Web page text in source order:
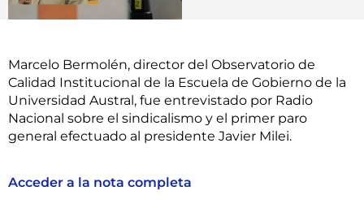
Marcelo Bermolén, director del Observatorio de
Calidad Institucional de la Escuela de Gobierno de la
Universidad Austral, fue entrevistado por Radio
Nacional sobre el sindicalismo y el primer paro
general efectuado al presidente Javier Milei.
Acceder a la nota completa